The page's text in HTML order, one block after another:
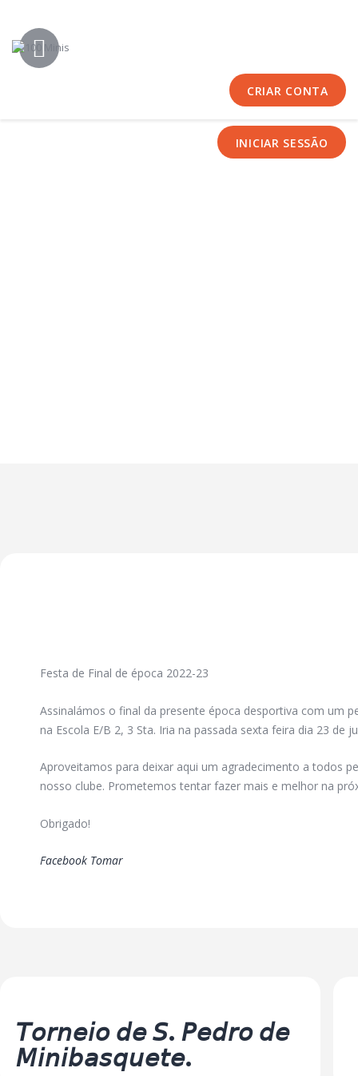
CRIAR CONTA
INICIAR SESSÃO
Sobre Nós
Equipas
Festa de Final de época 2022-23
Assinalámos o final da presente época desportiva com um
na Escola E/B 2, 3 Sta. Iria na passada sexta feira dia 23 de
Aproveitamos para deixar aqui um agradecimento a todos
nosso clube. Prometemos tentar fazer mais e melhor na
Obrigado!
Facebook Tomar
𝘛𝘰𝘳𝘯𝘦𝘪𝘰 𝘥𝘦 𝘚. 𝘗𝘦𝘥𝘳𝘰 𝘥𝘦
𝘔𝘪𝘯𝘪𝘣𝘢𝘴𝘲𝘶𝘦𝘵𝘦.